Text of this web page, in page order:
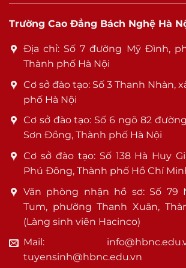
Trường Cao Đẳng Bách Nghệ Hà
Địa chỉ: Số 7 đường Mỹ Đình,
Thành phố Hà Nội
Cơ sở đào tạo: Số 3 Thanh Nhàn,
phố Hà Nội
Cơ sở đào tạo: Số 6 ngõ 82
Sơn Đồng, Thành phố Hà Nội
Cơ sở đào tạo: Số 138 Hà Huy
Phú Đông, Thành phố Hồ Chí
Văn phòng nhận hồ sơ: Số 79
Tum, phường Thanh Xuân,
(Làng sinh viên Hacinco)
Mail:
tuyensinh@hbnc.edu.vn